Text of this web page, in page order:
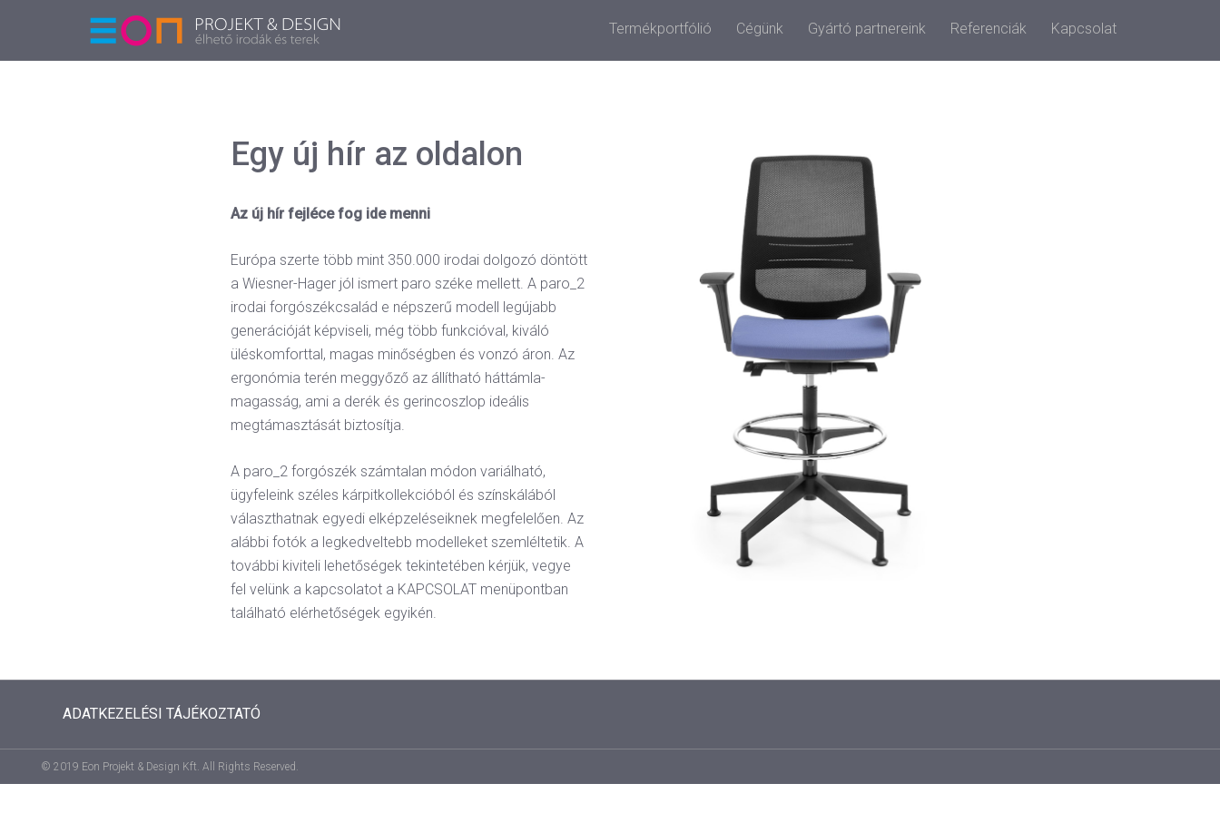
Termékportfólió Cégünk Gyártó partnereink Referenciák Kapcsolat
Egy új hír az oldalon
Az új hír fejléce fog ide menni
Európa szerte több mint 350.000 irodai dolgozó döntött
a Wiesner-Hager jól ismert paro széke mellett. A paro_2
irodai forgószékcsalád e népszerű modell legújabb
generációját képviseli, még több funkcióval, kiváló
üléskomforttal, magas minőségben és vonzó áron. Az
ergonómia terén meggyőző az állítható háttámla-
magasság, ami a derék és gerincoszlop ideális
megtámasztását biztosítja.
A paro_2 forgószék számtalan módon variálható,
ügyfeleink széles kárpitkollekcióból és színskálából
választhatnak egyedi elképzeléseiknek megfelelően. Az
alábbi fotók a legkedveltebb modelleket szemléltetik. A
további kiviteli lehetőségek tekintetében kérjük, vegye
fel velünk a kapcsolatot a KAPCSOLAT menüpontban
található elérhetőségek egyikén.
ADATKEZELÉSI TÁJÉKOZTATÓ
© 2019 Eon Projekt & Design Kft. All Rights Reserved.